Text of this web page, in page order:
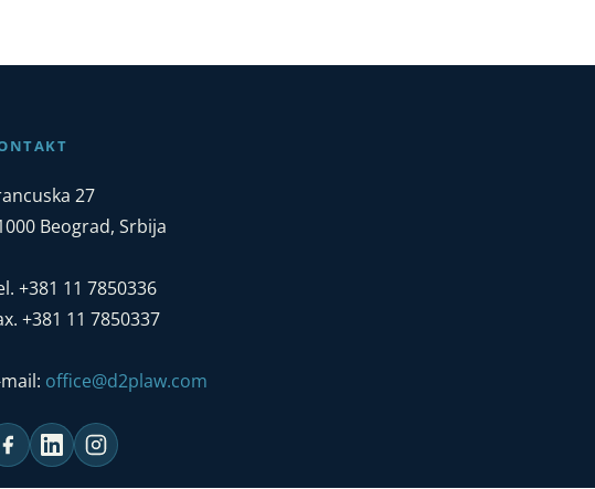
27
Beograd, Srbija
+381 11 7850336
+381 11 7850337
office@d2plaw.com